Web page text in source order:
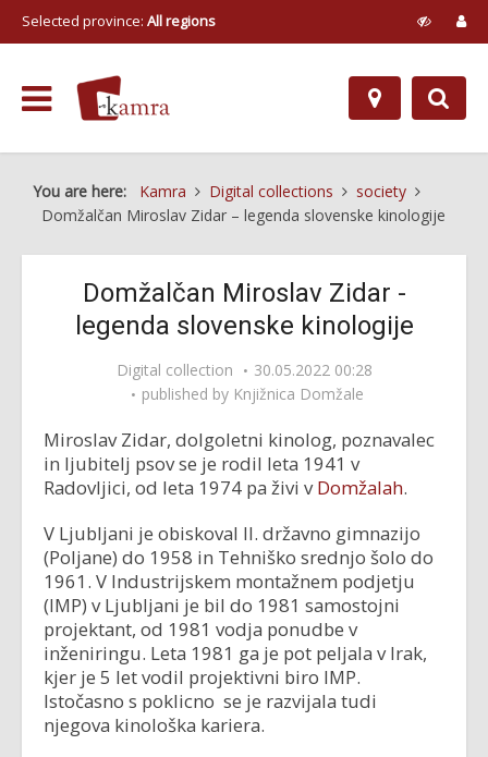
Selected province: All regions
You are here: Kamra Digital collections
society
Domžalčan Miroslav Zidar – legenda slovenske kinologije
Domžalčan Miroslav Zidar -
legenda slovenske kinologije
Digital collection
30.05.2022 00:28
published by Knjižnica Domžale
Miroslav Zidar, dolgoletni kinolog, poznavalec
in ljubitelj psov se je rodil leta 1941 v
Radovljici, od leta 1974 pa živi vDomžalah.
V Ljubljani je obiskoval II. državno gimnazijo
(Poljane) do 1958 in Tehniško srednjo šolo do
1961. V Industrijskem montažnem podjetju
(IMP) v Ljubljani je bil do 1981 samostojni
projektant, od 1981 vodja ponudbe v
inženiringu. Leta 1981 ga je pot peljala v Irak,
kjer je 5 let vodil projektivni biro IMP.
Istočasno s poklicno se je razvijala tudi
njegova kinološka kariera.